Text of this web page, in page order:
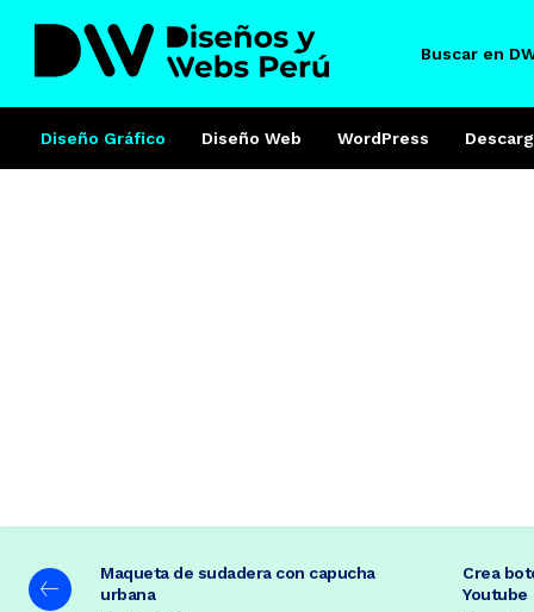
Buscar en
Diseño Gráfico Diseño Web WordPress
Maqueta de sudadera con capucha
urbana
Crea
Youtube